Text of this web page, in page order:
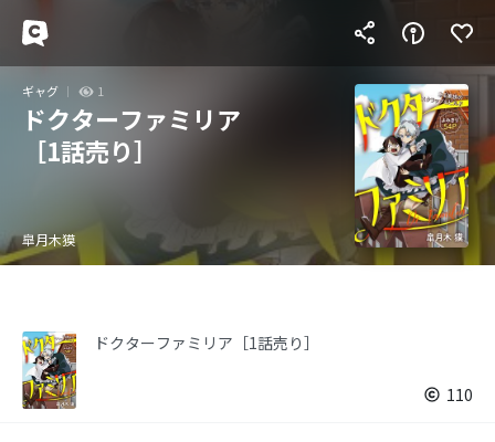
ギャグ 1
ドクターファミリア
［1話売り］
皐月木獏
ドクターファミリア［1話売り］
110